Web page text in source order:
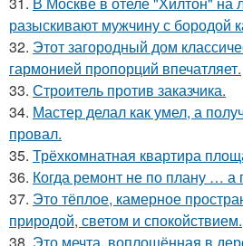
разыскивают мужчину с бородой
32. Этот загородный дом
гармонией пропорций впечатляет.
33. Строитель против заказчика.
34. Мастер делал как умел, а
провал.
35. Трёхкомнатная квартира
36. Когда ремонт не по плану … а
37. Это тёплое, камерное
природой, светом и спокойствием.